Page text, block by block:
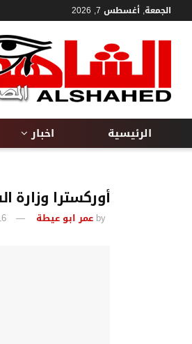
الجمعة, أغسطس 7, 2026
الرئيسية اخبار
أوركسترا وزارة
by عمر ابو عيطة 16